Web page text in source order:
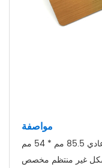
مواصفة
الحجم: عادي 85.5 مم * 54 مم (معيار ISO7816 CR80)، مثل
غير منتظم مخصص